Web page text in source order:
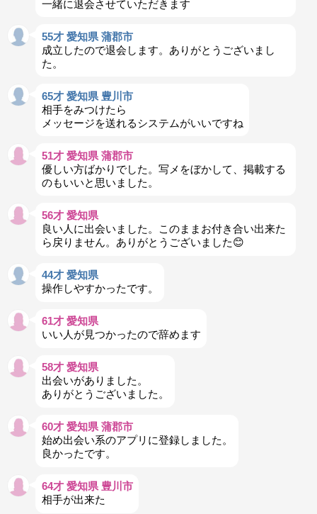
一緒に退会させていただきます
55才 愛知県 蒲郡市
成立したので退会します。ありがとうございまし
た。
65才 愛知県 豊川市
相手をみつけたら
メッセージを送れるシステムがいいですね
51才 愛知県 蒲郡市
優しい方ばかりでした。写メをぼかして、掲載する
のもいいと思いました。
56才 愛知県
良い人に出会いました。このままお付き合い出来た
ら戻りません。ありがとうございました😊
44才 愛知県
操作しやすかったです。
61才 愛知県
いい人が見つかったので辞めます
58才 愛知県
出会いがありました。
ありがとうございました。
60才 愛知県 蒲郡市
始め出会い系のアプリに登録しました。
良かったです。
64才 愛知県 豊川市
相手が出来た